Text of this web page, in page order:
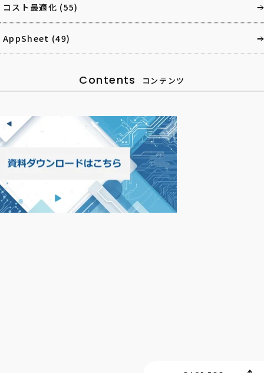
コスト最適化 (55)
AppSheet (49)
Contents コンテンツ